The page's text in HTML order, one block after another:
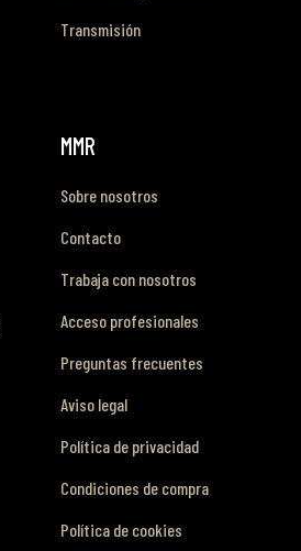
Transmisión
MMR
Sobre nosotros
Contacto
Trabaja con nosotros
Acceso profesionales
Preguntas frecuentes
Aviso legal
Política de privacidad
Condiciones de compra
Política de cookies